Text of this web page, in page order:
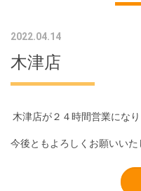
2022.04.14
木津店
木津店が２４時間営業になり
今後ともよろしくお願いいた